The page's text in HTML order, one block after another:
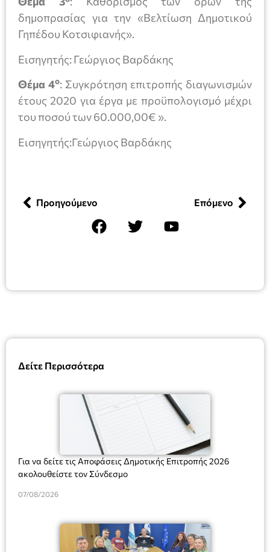
Δείτε Περισσότερα
Για να δείτε τις Αποφάσεις Δημοτικής Επιτροπής 2026
ακολουθείστε τον Σύνδεσμο
07/08/2026
δημοπρασίας για την «Βελτίωση Δημοτικού
Γηπέδου Κοτσιφιανής».
Εισηγητής: Γεώργιος Βαρδάκης
Θέμα 4ο: Συγκρότηση επιτροπής διαγωνισμών
έτους 2020 για έργα με προϋπολογισμό μέχρι
του ποσού των 60.000,00€ ».
Εισηγητής:Γεώργιος Βαρδάκης
Προηγούμενο Επόμενο